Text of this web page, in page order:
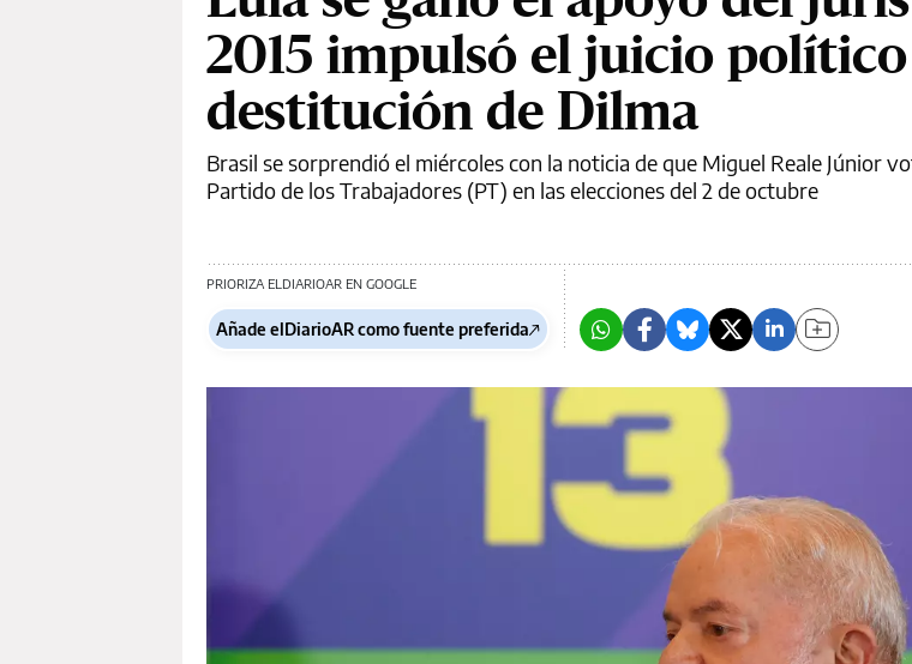
2015 impulsó el juicio
destitución de Dilma
Brasil se sorprendió el miércoles con la noticia de que Miguel Reale Júnior
Partido de los Trabajadores (PT) en las elecciones del 2 de octubre
PRIORIZA ELDIARIOAR EN GOOGLE
Añade elDiarioAR como fuente preferida